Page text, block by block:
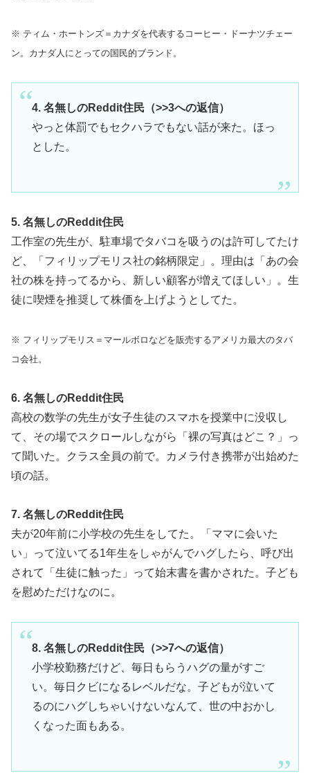
※ ティム・ホートンズ＝カナダを代表するコーヒー・ドーナツチェー
ン。カナダ人にとっての国民的ブランド。
4. 名無しのReddit住民（>>3への返信）
やっと体罰でもセクハラでもない話が来た。ほっ
とした。
5. 名無しのReddit住民
工作室の先生が、駐車場でタバコを吸うのは許可してたけ
ど、「フィリップモリス社の銘柄限定」。理由は「あの会
社の株を持ってるから、新しい顧客が増えてほしい」。生
徒に喫煙を推奨して株価を上げようとしてた。
※ フィリップモリス＝マールボロなどを販売するアメリカ最大のタバ
コ会社。
6. 名無しのReddit住民
高校の数学の先生が女子生徒のスマホを授業中に没収し
て、その場でスクロールしながら「裸の写真はどこ？」っ
て聞いた。クラス全員の前で。カメラ付き携帯が出始めた
頃の話。
7. 名無しのReddit住民
夫が20年前に小学校の先生をしてた。「ママに会いた
い」って泣いてる1年生をしゃがんでハグしたら、呼び出
されて「生徒に触った」って始末書を書かされた。子ども
を慰めただけなのに。
8. 名無しのReddit住民（>>7への返信）
小学校勤務だけど、毎日もらうハグの量がすご
い。毎日クビになるレベルだな。子どもが泣いて
るのにハグしちゃいけないなんて、世の中おかし
くなった面もある。